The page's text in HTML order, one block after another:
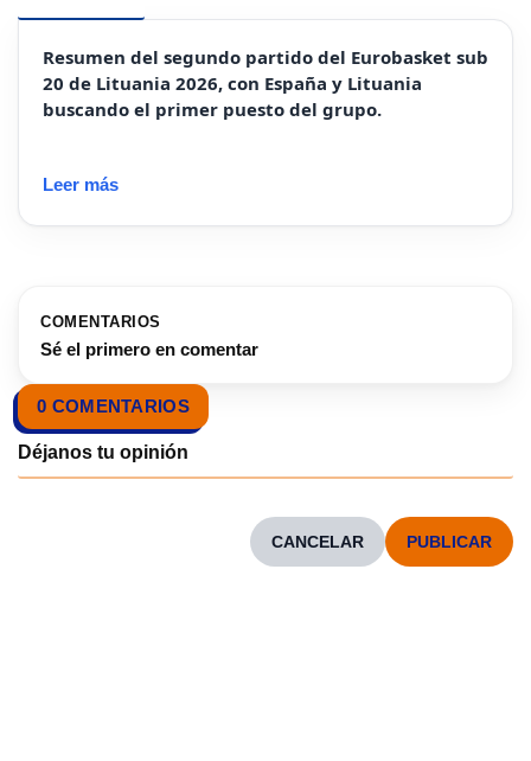
Resumen del segundo partido del Eurobasket sub
20 de Lituania 2026, con España y Lituania
buscando el primer puesto del grupo.
Leer más
COMENTARIOS
Sé el primero en comentar
0 COMENTARIOS
CANCELAR